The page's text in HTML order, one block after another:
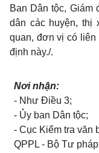
Ban Dân tộc, Giám
dân các huyện, thị
quan, đơn vị có liên
định này./.
Nơi nhận:
- Như Điều 3;
- Ủy ban Dân tộc;
- Cục Kiểm tra văn
QPPL - Bộ Tư